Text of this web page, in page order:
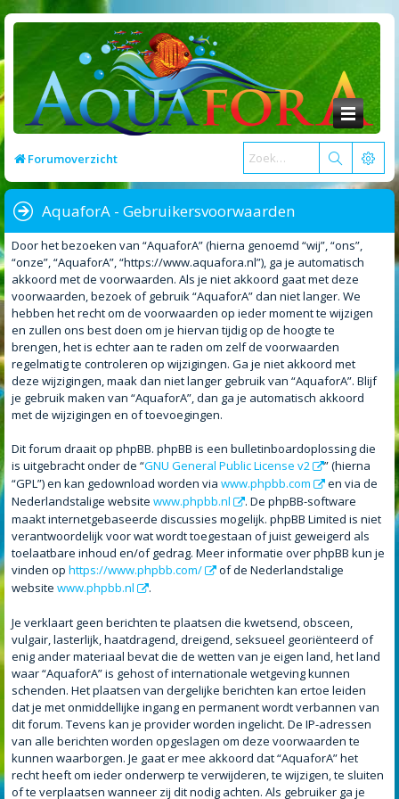
Forumoverzicht
AquaforA - Gebruikersvoorwaarden
Door het bezoeken van “AquaforA” (hierna genoemd “wij”, “ons”,
“onze”, “AquaforA”, “https://www.aquafora.nl”), ga je automatisch
akkoord met de voorwaarden. Als je niet akkoord gaat met deze
voorwaarden, bezoek of gebruik “AquaforA” dan niet langer. We
hebben het recht om de voorwaarden op ieder moment te wijzigen
en zullen ons best doen om je hiervan tijdig op de hoogte te
brengen, het is echter aan te raden om zelf de voorwaarden
regelmatig te controleren op wijzigingen. Ga je niet akkoord met
deze wijzigingen, maak dan niet langer gebruik van “AquaforA”. Blijf
je gebruik maken van “AquaforA”, dan ga je automatisch akkoord
met de wijzigingen en of toevoegingen.
Dit forum draait op phpBB. phpBB is een bulletinboardoplossing die
is uitgebracht onder de “GNU General Public License v2
” (hierna
“GPL”) en kan gedownload worden via www.phpbb.com
en via de
Nederlandstalige website www.phpbb.nl
. De phpBB-software
maakt internetgebaseerde discussies mogelijk. phpBB Limited is niet
verantwoordelijk voor wat wordt toegestaan of juist geweigerd als
toelaatbare inhoud en/of gedrag. Meer informatie over phpBB kun je
vinden op https://www.phpbb.com/
of de Nederlandstalige
website www.phpbb.nl .
Je verklaart geen berichten te plaatsen die kwetsend, obsceen,
vulgair, lasterlijk, haatdragend, dreigend, seksueel georiënteerd of
enig ander materiaal bevat die de wetten van je eigen land, het land
waar “AquaforA” is gehost of internationale wetgeving kunnen
schenden. Het plaatsen van dergelijke berichten kan ertoe leiden
dat je met onmiddellijke ingang en permanent wordt verbannen van
dit forum. Tevens kan je provider worden ingelicht. De IP-adressen
van alle berichten worden opgeslagen om deze voorwaarden te
kunnen waarborgen. Je gaat er mee akkoord dat “AquaforA” het
recht heeft om ieder onderwerp te verwijderen, te wijzigen, te sluiten
of te verplaatsen wanneer zij dit nodig achten. Als gebruiker ga je